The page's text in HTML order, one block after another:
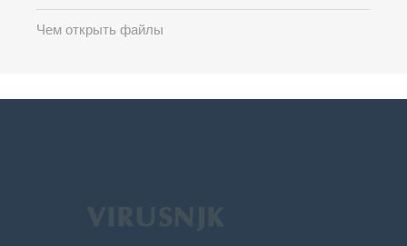
Чем открыть файлы